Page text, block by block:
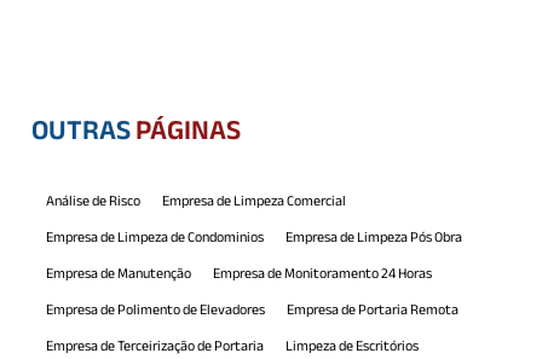
OUTRASPÁGINAS
Análise de Risco
Empresa de Limpeza Comercial
Empresa de Limpeza de Condominios
Empresa de Limpeza Pós Obra
Empresa de Manutenção
Empresa de Monitoramento 24 Horas
Empresa de Polimento de Elevadores
Empresa de Portaria Remota
Empresa de Terceirização de Portaria
Limpeza de Escritórios